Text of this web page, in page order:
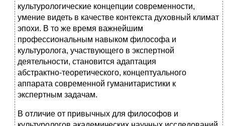
культурологические концепции современности,
умение видеть в качестве контекста духовный климат
эпохи. В то же время важнейшим
профессиональным навыком философа и
культуролога, участвующего в экспертной
деятельности, становится адаптация
абстрактно‑теоретического, концептуального
аппарата современной гуманитаристики к
экспертным задачам.
В отличие от привычных для философов и